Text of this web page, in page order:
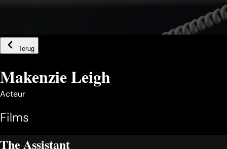
Terug
Makenzie Leigh
Acteur
Films
The Assistant